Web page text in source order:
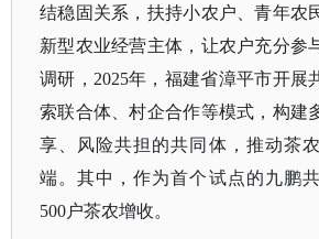
结稳固关系，扶持小农户、青年农
新型农业经营主体，让农户充分参
调研，2025年，福建省漳平市开展
索联合体、村企合作等模式，构建
享、风险共担的共同体，推动茶
端。其中，作为首个试点的九鹏
500户茶农增收。